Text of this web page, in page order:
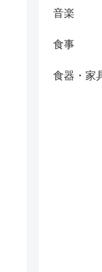
音楽
食事
食器・家